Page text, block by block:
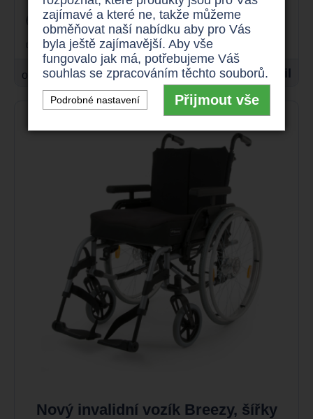
odlehčený
až 180 kg
skládací rám
od 4.290 Kč Detail
Nový invalidní vozík Breezy, šířky
zajímavé a které ne, takže můžeme
obměňovat naší nabídku aby pro Vás
byla ještě zajímavější. Aby vše
fungovalo jak má, potřebujeme Váš
souhlas se zpracováním těchto souborů.
Podrobné nastavení Přijmout vše